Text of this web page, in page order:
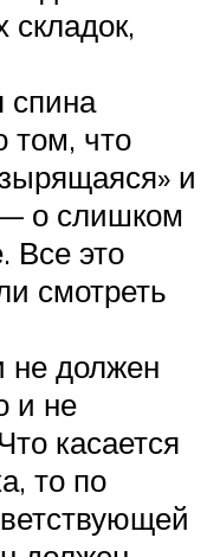
спина
том, что
и
о слишком
Все это
смотреть
не должен
и не
касается
то по